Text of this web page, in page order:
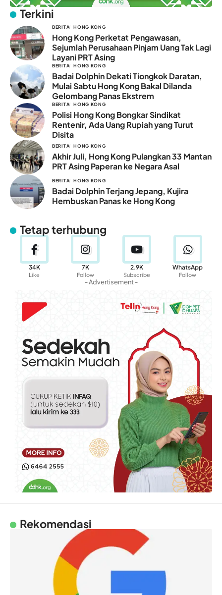
Terkini
BERITA HONG KONG
Hong Kong Perketat Pengawasan,
Sejumlah Perusahaan Pinjam Uang Tak Lagi
Layani PRT Asing
BERITA HONG KONG
Badai Dolphin Dekati Tiongkok Daratan,
Mulai Sabtu Hong Kong Bakal Dilanda
Gelombang Panas Ekstrem
BERITA HONG KONG
Polisi Hong Kong Bongkar Sindikat
Rentenir, Ada Uang Rupiah yang Turut
Disita
BERITA HONG KONG
Akhir Juli, Hong Kong Pulangkan 33 Mantan
PRT Asing Paperan ke Negara Asal
BERITA HONG KONG
Badai Dolphin Terjang Jepang, Kujira
Hembuskan Panas ke Hong Kong
Tetap terhubung
34K
Like
7K
Follow
2.9K
Subscribe
WhatsApp
Follow
- Advertisement -
Rekomendasi